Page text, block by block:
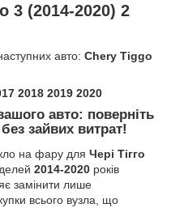
3 (2014-2020) 2
авто: Chery Tiggo
2018 2019 2020
авто: поверніть
зайвих витрат!
на фару для Чері Тігго
2014-2020 років
замінити лише
всього вузла, що